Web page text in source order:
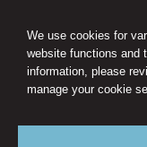
We use cookies for
website functions and
information, please
manage your cookie